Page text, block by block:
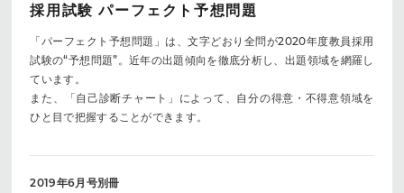
採用試験 パーフェクト予想問題
「パーフェクト予想問題」は、文字どおり全問が2020年度教員採用
試験の“予想問題”。近年の出題傾向を徹底分析し、出題領域を網羅し
ています。
また、「自己診断チャート」によって、自分の得意・不得意領域を
ひと目で把握することができます。
2019年6月号別冊